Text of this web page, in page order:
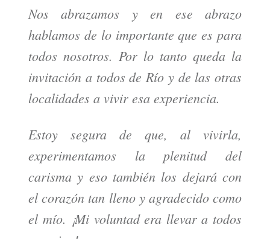
Nos abrazamos y en ese abrazo
hablamos de lo importante que es para
todos nosotros. Por lo tanto queda la
invitación a todos de Río y de las otras
localidades a vivir esa experiencia.
Estoy segura de que, al vivirla,
experimentamos la plenitud del
carisma y eso también los dejará con
el corazón tan lleno y agradecido como
el mío. ¡Mi voluntad era llevar a todos